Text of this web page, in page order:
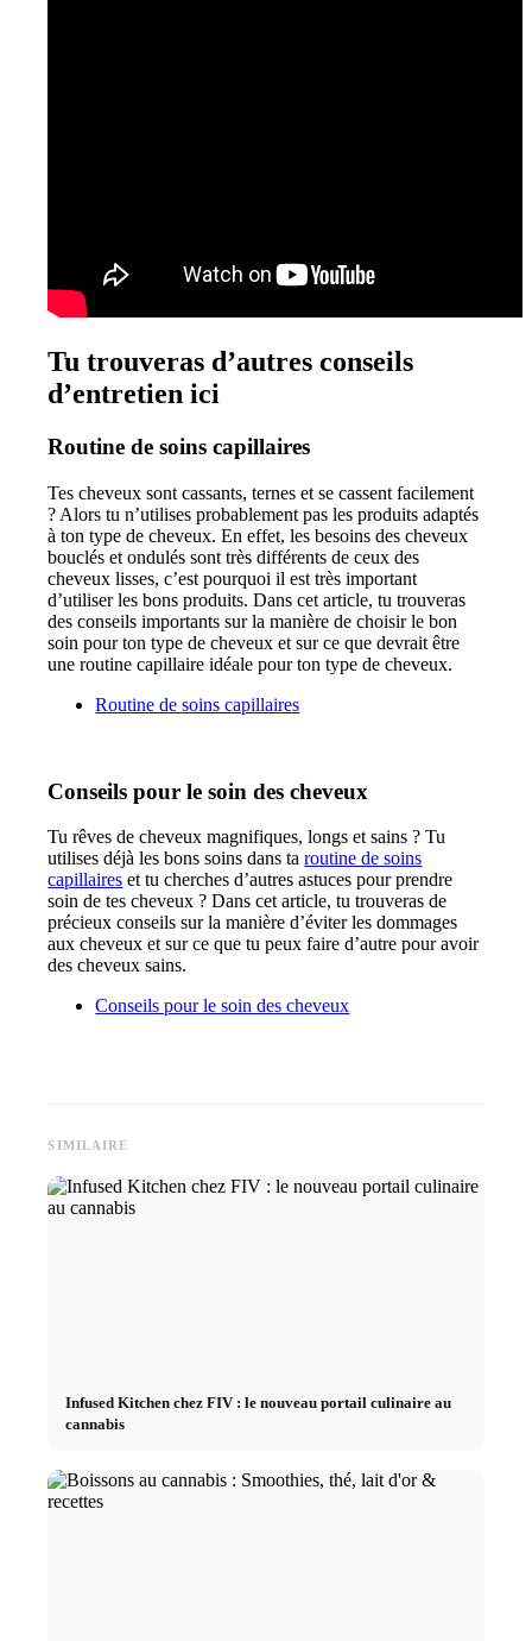
Tu trouveras d’autres conseils
d’entretien ici
Routine de soins capillaires
Tes cheveux sont cassants, ternes et se cassent facilement
? Alors tu n’utilises probablement pas les produits adaptés
à ton type de cheveux. En effet, les besoins des cheveux
bouclés et ondulés sont très différents de ceux des
cheveux lisses, c’est pourquoi il est très important
d’utiliser les bons produits. Dans cet article, tu trouveras
des conseils importants sur la manière de choisir le bon
soin pour ton type de cheveux et sur ce que devrait être
une routine capillaire idéale pour ton type de cheveux.
Routine de soins capillaires
Conseils pour le soin des cheveux
Tu rêves de cheveux magnifiques, longs et sains ? Tu
utilises déjà les bons soins dans taroutine de soins
capillaires et tu cherches d’autres astuces pour prendre
soin de tes cheveux ? Dans cet article, tu trouveras de
précieux conseils sur la manière d’éviter les dommages
aux cheveux et sur ce que tu peux faire d’autre pour avoir
des cheveux sains.
Conseils pour le soin des cheveux
SIMILAIRE
Infused Kitchen chez FIV : le nouveau portail culinaire au
cannabis